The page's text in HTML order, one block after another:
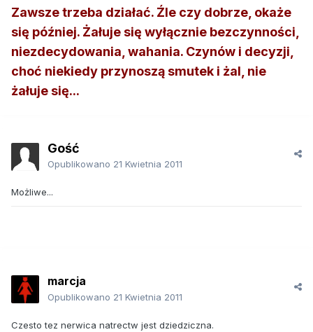
Zawsze trzeba działać. Źle czy dobrze, okaże
się później. Żałuje się wyłącznie bezczynności,
niezdecydowania, wahania. Czynów i decyzji,
choć niekiedy przynoszą smutek i żal, nie
żałuje się...
Gość
Opublikowano 21 Kwietnia 2011
Możliwe...
marcja
Opublikowano 21 Kwietnia 2011
Czesto tez nerwica natrectw jest dziedziczna.